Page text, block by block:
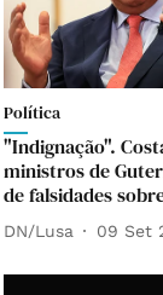
Política
"Indignação".
ministros de
de falsidades
DN/Lusa 09 Set